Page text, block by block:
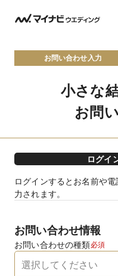
お問い合わせ入力
小さな
お問
ログイ
ログインするとお名前や
力されます。
お問い合わせ情報
お問い合わせの種類必須